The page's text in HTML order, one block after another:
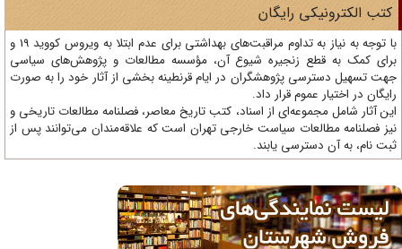
الکترونیکی رایگان
با توجه به نیاز به تداوم مراقبت‌های بهداشتی برای عدم ابتلا به ویروس کووید 19 و
کمک به قطع زنجیره شیوع آن، مؤسسه مطالعات و پژوهش‌های سیاسی
تسهیل دسترسی پژوهشگران در ایام قرنطینه بخشی از آثار خود را به صورت
در اختیار عموم قرار داد.
آثار شامل مجموعه‌ای از اسناد، کتب تاریخ معاصر، فصلنامه‌ مطالعات تاریخی و
فصلنامه مطالعات سیاست خارجی تهران است که علاقه‌مندان می‌توانند پس از
نام، به آن دسترسی یابند.